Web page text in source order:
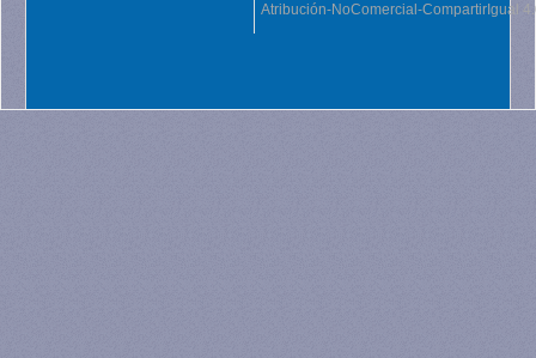
Atribución-NoComercial-CompartirIgual